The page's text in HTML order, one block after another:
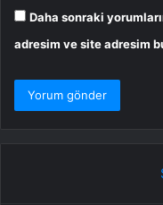
Daha sonraki
adresim ve site adresim